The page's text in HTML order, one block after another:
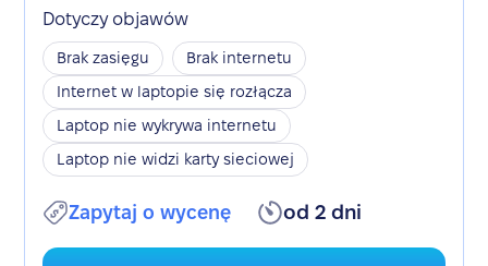
Dotyczy objawów
Brak zasięgu
Brak internetu
Internet w laptopie się rozłącza
Laptop nie wykrywa internetu
Laptop nie widzi karty sieciowej
Zapytaj o wycenę od 2 dni